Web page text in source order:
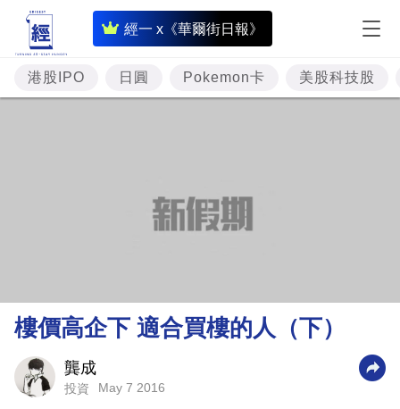
經一 x《華爾街日報》
即
時
財
經
理
財
業
港股IPO 日圓 Pokemon卡 美股科技股
樓價高企下 適合買樓的人（下）
龔成
投資 May 7 2016